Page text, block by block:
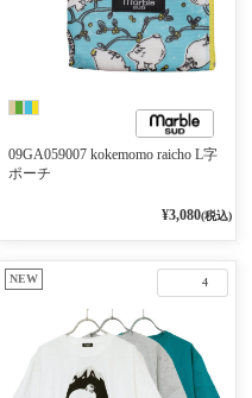
09GA059007 kokemomo raicho L字
ポーチ
¥3,080(税込)
4
NEW